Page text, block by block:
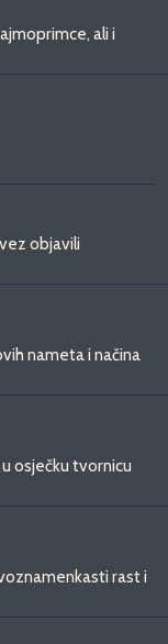
ali i
objavili
nameta i načina
osječku tvornicu
rast i